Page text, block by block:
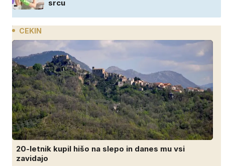
srcu
CEKIN
20-letnik kupil hišo na slepo in danes mu vsi
zavidajo